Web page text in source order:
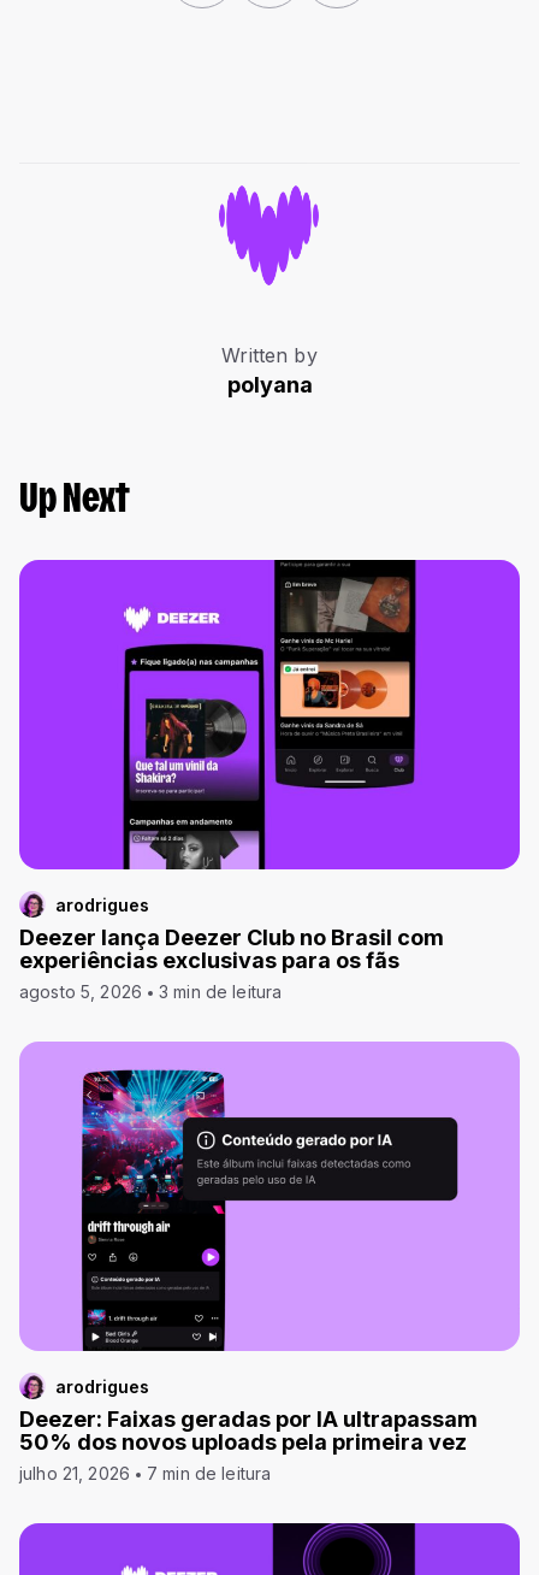
Written by
polyana
Up Next
arodrigues
Deezer lança Deezer Club no Brasil com
experiências exclusivas para os fãs
agosto 5, 2026 3 min de leitura
arodrigues
Deezer: Faixas geradas por IA ultrapassam
50% dos novos uploads pela primeira vez
julho 21, 2026 7 min de leitura